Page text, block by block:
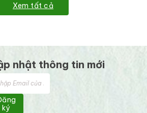
Xem tất cả
nhật thông tin mới
ký